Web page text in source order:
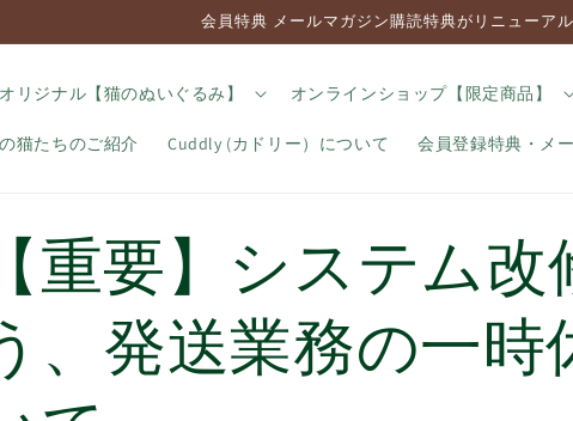
会員特典 メールマガジン購読特典がリニューアル
リジナル【猫のぬいぐるみ】 オンラインショップ【限定商品】
猫たちのご紹介 Cuddly (カドリー）について 会員登録特典・メ
【重要】システム改
、発送業務の一時